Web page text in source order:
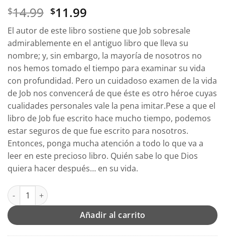
$14.99 El
precio
original
era:
$14.99.
$11.99
precio
actual
es:
$11.99.
El autor de este libro sostiene que Job sobresale
admirablemente en el antiguo libro que lleva su
nombre; y, sin embargo, la mayoría de nosotros no
nos hemos tomado el tiempo para examinar su vida
con profundidad. Pero un cuidadoso examen de la vida
de Job nos convencerá de que éste es otro héroe cuyas
cualidades personales vale la pena imitar.Pese a que el
libro de Job fue escrito hace mucho tiempo, podemos
estar seguros de que fue escrito para nosotros.
Entonces, ponga mucha atención a todo lo que va a
leer en este precioso libro. Quién sabe lo que Dios
quiera hacer después… en su vida.
Job: Un hombre de resistencia heróica - Tapa Blanda - Charles
Añadir al carrito